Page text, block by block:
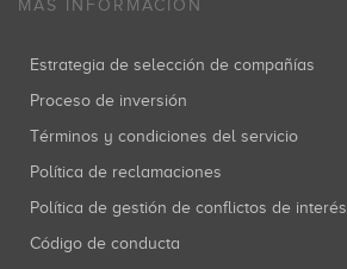
MÁS INFORMACIÓN
Estrategia de selección de compañías
Proceso de inversión
Términos y condiciones del servicio
Política de reclamaciones
Política de gestión de conflictos de interés
Código de conducta